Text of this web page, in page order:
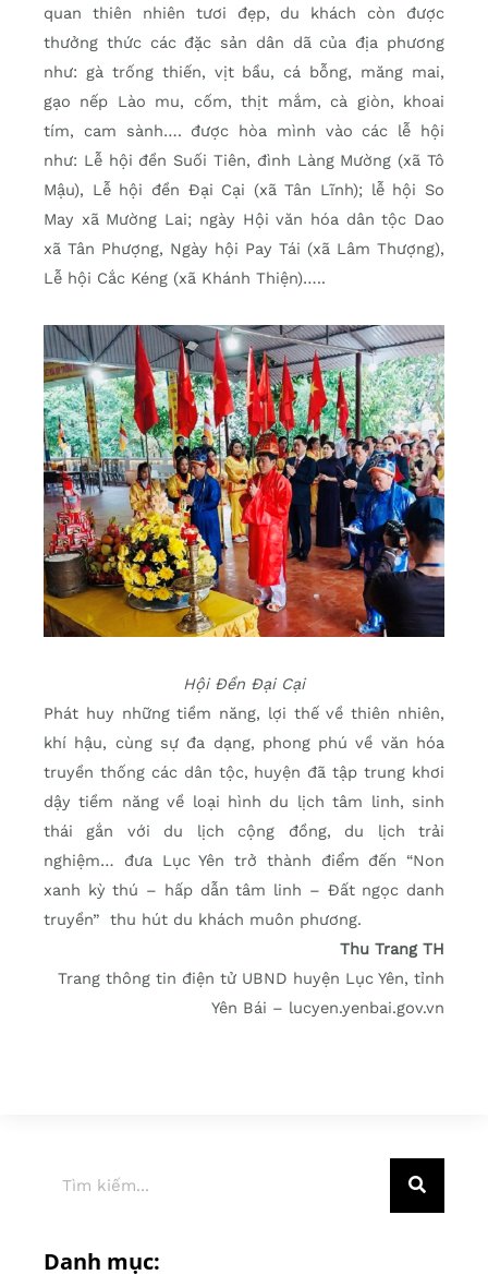
quan thiên nhiên tươi đẹp, du khách còn được
thưởng thức các đặc sản dân dã của địa phương
như: gà trống thiến, vịt bầu, cá bỗng, măng mai,
gạo nếp Lào mu, cốm, thịt mắm, cà giòn, khoai
tím, cam sành…. được hòa mình vào các lễ hội
như: Lễ hội đền Suối Tiên, đình Làng Mường (xã Tô
Mậu), Lễ hội đền Đại Cại (xã Tân Lĩnh); lễ hội So
May xã Mường Lai; ngày Hội văn hóa dân tộc Dao
xã Tân Phượng, Ngày hội Pay Tái (xã Lâm Thượng),
Lễ hội Cắc Kéng (xã Khánh Thiện)…..
Hội Đền Đại Cại
Phát huy những tiềm năng, lợi thế về thiên nhiên,
khí hậu, cùng sự đa dạng, phong phú về văn hóa
truyền thống các dân tộc, huyện đã tập trung khơi
dậy tiềm năng về loại hình du lịch tâm linh, sinh
thái gắn với du lịch cộng đồng, du lịch trải
nghiệm… đưa Lục Yên trở thành điểm đến “Non
xanh kỳ thú – hấp dẫn tâm linh – Đất ngọc danh
truyền” thu hút du khách muôn phương.
Thu Trang TH
Trang thông tin điện tử UBND huyện Lục Yên, tỉnh
Yên Bái – lucyen.yenbai.gov.vn
Danh mục: